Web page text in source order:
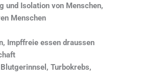
und Isolation von Menschen,
Menschen
Impffreie essen draussen
Turbokrebs,